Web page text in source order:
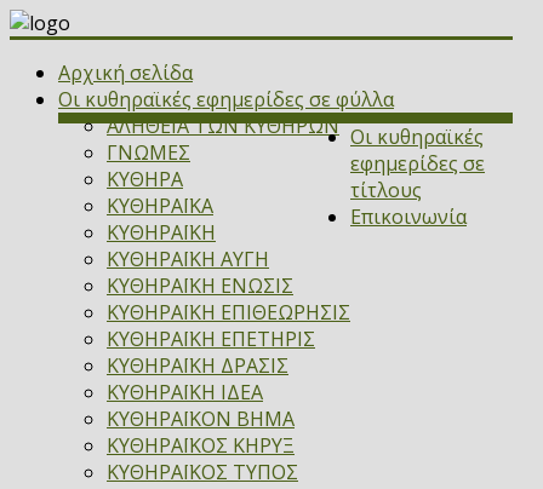
Αρχική σελίδα
Οι κυθηραϊκές εφημερίδες σε φύλλα
ΑΛΗΘΕΙΑ ΤΩΝ ΚΥΘΗΡΩΝ
ΓΝΩΜΕΣ
ΚΥΘΗΡΑ
ΚΥΘΗΡΑΪΚΑ
ΚΥΘΗΡΑΪΚΗ
ΚΥΘΗΡΑΪΚΗ ΑΥΓΗ
ΚΥΘΗΡΑΪΚΗ ΕΝΩΣΙΣ
ΚΥΘΗΡΑΪΚΗ ΕΠΙΘΕΩΡΗΣΙΣ
ΚΥΘΗΡΑΪΚΗ ΕΠΕΤΗΡΙΣ
ΚΥΘΗΡΑΪΚΗ ΔΡΑΣΙΣ
ΚΥΘΗΡΑΪΚΗ ΙΔΕΑ
ΚΥΘΗΡΑΪΚΟΝ ΒΗΜΑ
ΚΥΘΗΡΑΪΚΟΣ ΚΗΡΥΞ
ΚΥΘΗΡΑΪΚΟΣ ΤΥΠΟΣ
Οι κυθηραϊκές
εφημερίδες σε
τίτλους
Επικοινωνία